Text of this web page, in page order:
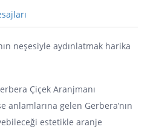
neşesiyle aydınlatmak harika
Çiçek Aranjmanı
anlamlarına gelen Gerbera’nın
estetikle aranje